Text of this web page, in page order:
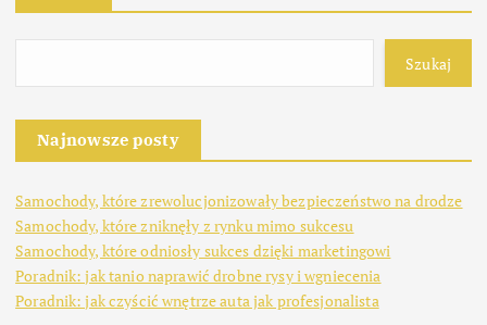
Szukaj
Najnowsze posty
Samochody, które zrewolucjonizowały bezpieczeństwo na drodze
Samochody, które zniknęły z rynku mimo sukcesu
Samochody, które odniosły sukces dzięki marketingowi
Poradnik: jak tanio naprawić drobne rysy i wgniecenia
Poradnik: jak czyścić wnętrze auta jak profesjonalista